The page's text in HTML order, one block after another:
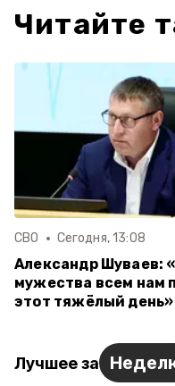
Читайте
СВО Сегодня, 13:08
Александр Шуваев:
мужества всем нам
этот тяжёлый день»
Лучшее за